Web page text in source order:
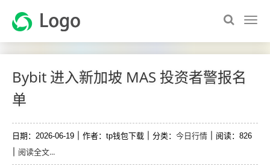
Bybit 进入新加坡 MAS 投资者警报名
单
日期：2026-06-19 作者：tp钱包下载 分类： 今日行情 阅读：826
阅读全文...